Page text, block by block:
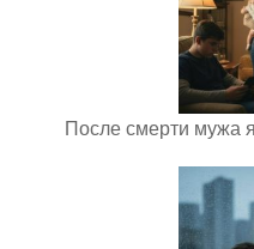
После смерти мужа